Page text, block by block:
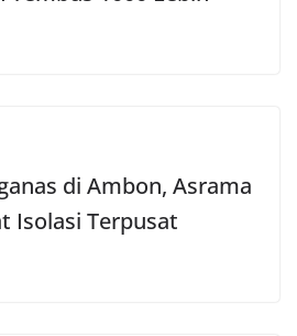
di Ambon, Asrama
Isolasi Terpusat